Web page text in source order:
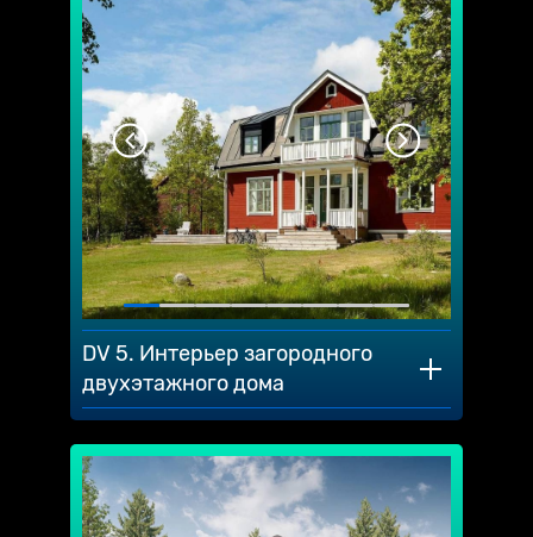
DV 5. Интерьер загородного
двухэтажного дома